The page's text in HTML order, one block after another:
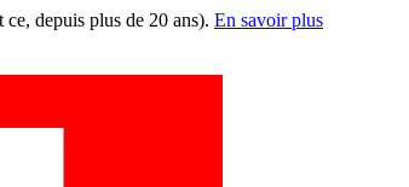
depuis plus de 20 ans). En savoir plus